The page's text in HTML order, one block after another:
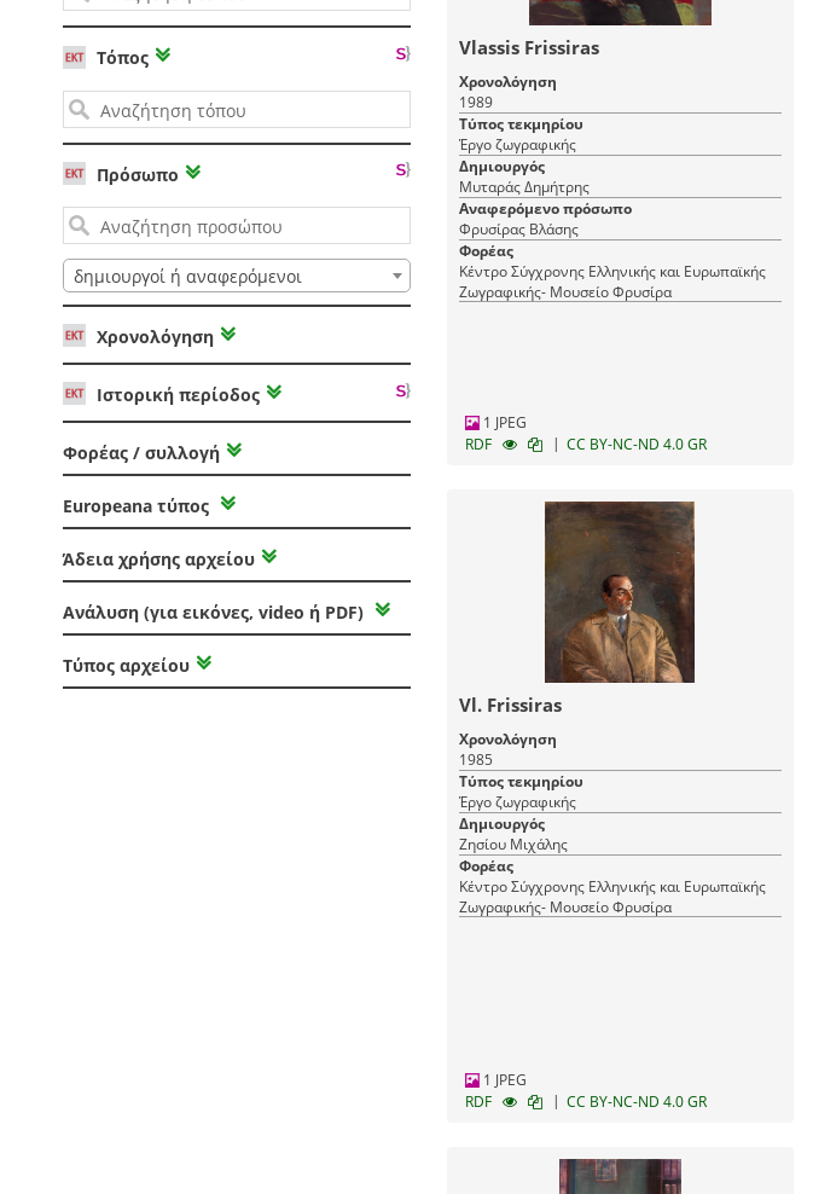
Τόπος
Πρόσωπο
δημιουργοί ή αναφερόμενοι
Χρονολόγηση
Ιστορική περίοδος
Φορέας / συλλογή
Europeana τύπος
Άδεια χρήσης αρχείου
Ανάλυση (για εικόνες, video ή PDF)
Τύπος αρχείου
Vlassis Frissiras
Χρονολόγηση
1989
Τύπος τεκμηρίου
Έργο ζωγραφικής
Δημιουργός
Μυταράς Δημήτρης
Αναφερόμενο πρόσωπο
Φρυσίρας Βλάσης
Φορέας
Κέντρο Σύγχρονης Ελληνικής και Ευρωπαϊκής
Ζωγραφικής- Μουσείο Φρυσίρα
1 JPEG
RDF
| CC BY-NC-ND 4.0 GR
Vl. Frissiras
Χρονολόγηση
1985
Τύπος τεκμηρίου
Έργο ζωγραφικής
Δημιουργός
Ζησίου Μιχάλης
Φορέας
Κέντρο Σύγχρονης Ελληνικής και Ευρωπαϊκής
Ζωγραφικής- Μουσείο Φρυσίρα
1 JPEG
RDF
| CC BY-NC-ND 4.0 GR